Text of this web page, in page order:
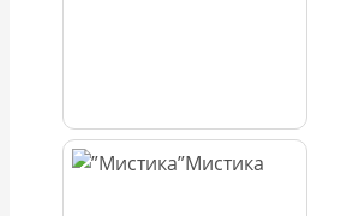
Мистика